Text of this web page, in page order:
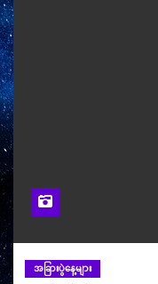
အခြားပွဲနေ့များ